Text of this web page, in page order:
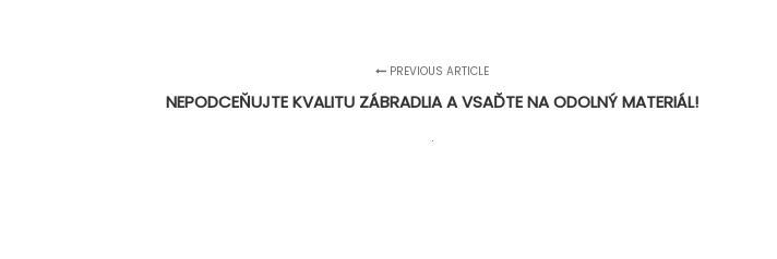
PREVIOUS ARTICLE
NEPODCEŇUJTE KVALITU ZÁBRADLIA A VSAĎTE NA ODOLNÝ MATERIÁL!